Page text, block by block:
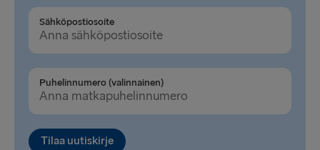
Sähköpostiosoite
Puhelinnumero (valinnainen)
Tilaa uutiskirje